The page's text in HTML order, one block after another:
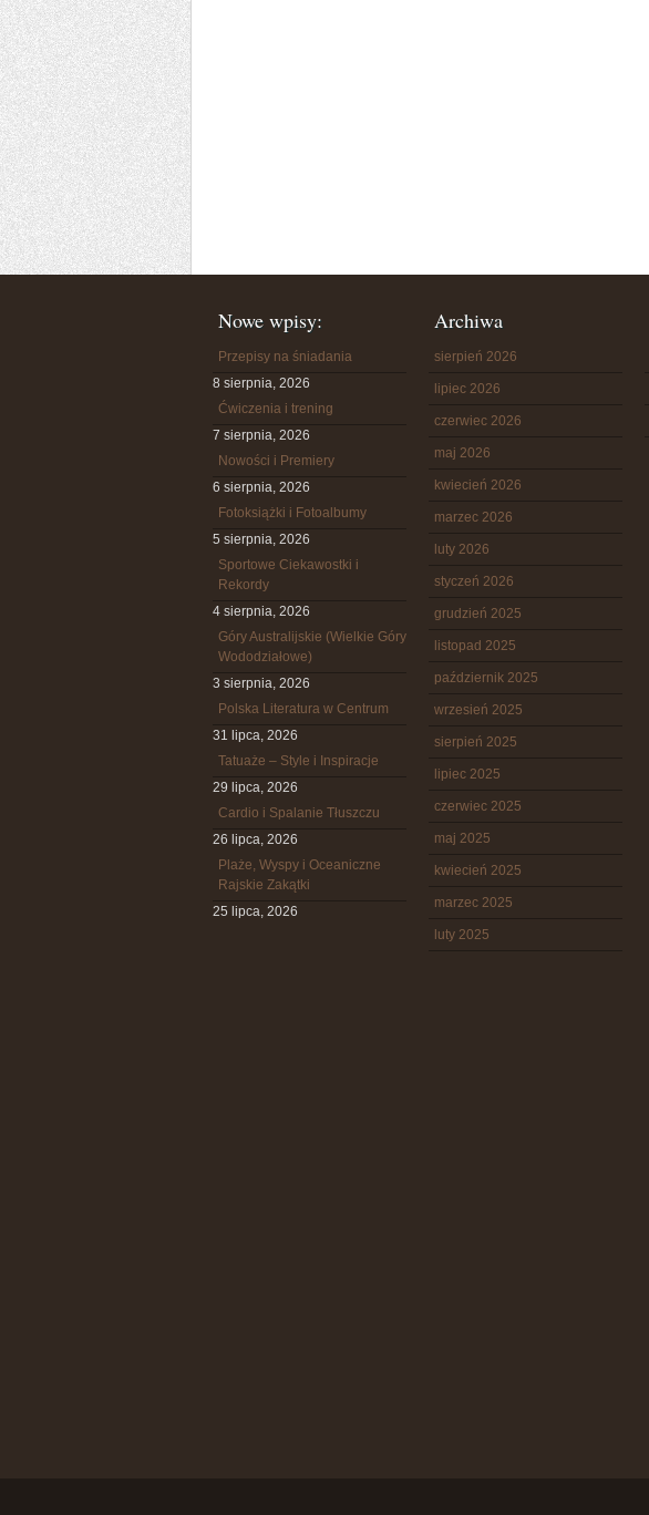
Nowe wpisy:
Przepisy na śniadania
8 sierpnia, 2026
Ćwiczenia i trening
7 sierpnia, 2026
Nowości i Premiery
6 sierpnia, 2026
Fotoksiążki i Fotoalbumy
5 sierpnia, 2026
Sportowe Ciekawostki i
Rekordy
4 sierpnia, 2026
Góry Australijskie (Wielkie Góry
Wododziałowe)
3 sierpnia, 2026
Polska Literatura w Centrum
31 lipca, 2026
Tatuaże – Style i Inspiracje
29 lipca, 2026
Cardio i Spalanie Tłuszczu
26 lipca, 2026
Plaże, Wyspy i Oceaniczne
Rajskie Zakątki
25 lipca, 2026
Archiwa
sierpień 2026
lipiec 2026
czerwiec 2026
maj 2026
kwiecień 2026
marzec 2026
luty 2026
styczeń 2026
grudzień 2025
listopad 2025
październik 2025
wrzesień 2025
sierpień 2025
lipiec 2025
czerwiec 2025
maj 2025
kwiecień 2025
marzec 2025
luty 2025